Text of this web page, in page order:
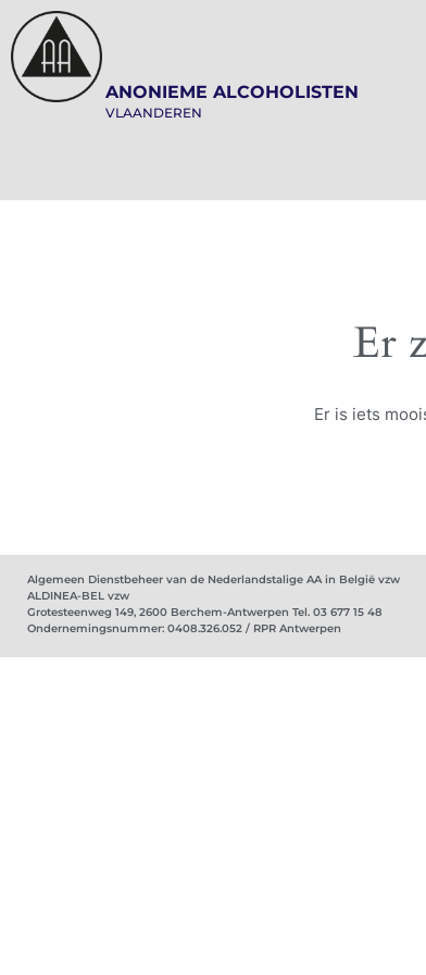
ANONIEME ALCOHOLISTEN
VLAANDEREN
Er
Er is iets
Algemeen Dienstbeheer van de Nederlandstalige AA in België vzw
ALDINEA-BEL vzw
Grotesteenweg 149, 2600 Berchem-Antwerpen Tel. 03 677 15 48
Ondernemingsnummer: 0408.326.052 / RPR Antwerpen